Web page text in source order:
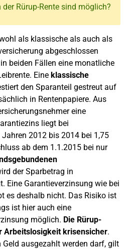
Rürup-Rente sind möglich?
als klassische als auch als
abgeschlossen
beiden Fällen eine monatliche
Eine klassische
den Sparanteil gestreut auf
in Rentenpapiere. Aus
eine
liegt bei
2012 bis 2014 bei 1,75
ab dem 1.1.2015 bei nur
der Sparbetrag in
Eine Garantieverzinsung wie bei
es deshalb nicht. Das Risiko ist
ist hier auch eine
möglich. Die Rürup-
Arbeitslosigkeit krisensicher.
Geld ausgezahlt werden darf, gilt